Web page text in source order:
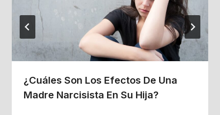
¿Cuáles Son Los Efectos De Una
Madre Narcisista En Su Hija?